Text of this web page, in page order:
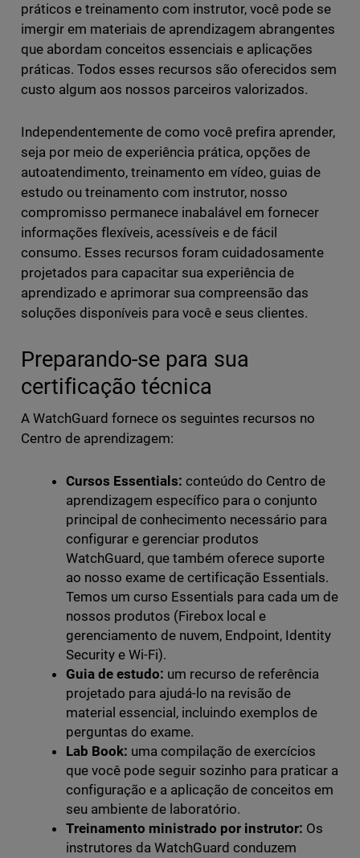
práticos e treinamento com instrutor, você pode se
imergir em materiais de aprendizagem abrangentes
que abordam conceitos essenciais e aplicações
práticas. Todos esses recursos são oferecidos sem
custo algum aos nossos parceiros valorizados.
Independentemente de como você prefira aprender,
seja por meio de experiência prática, opções de
autoatendimento, treinamento em vídeo, guias de
estudo ou treinamento com instrutor, nosso
compromisso permanece inabalável em fornecer
informações flexíveis, acessíveis e de fácil
consumo. Esses recursos foram cuidadosamente
projetados para capacitar sua experiência de
aprendizado e aprimorar sua compreensão das
soluções disponíveis para você e seus clientes.
Preparando-se para sua
certificação técnica
A WatchGuard fornece os seguintes recursos no
Centro de aprendizagem:
Cursos Essentials: conteúdo do Centro de
aprendizagem específico para o conjunto
principal de conhecimento necessário para
configurar e gerenciar produtos
WatchGuard, que também oferece suporte
ao nosso exame de certificação Essentials.
Temos um curso Essentials para cada um de
nossos produtos (Firebox local e
gerenciamento de nuvem, Endpoint, Identity
Security e Wi-Fi).
Guia de estudo: um recurso de referência
projetado para ajudá-lo na revisão de
material essencial, incluindo exemplos de
perguntas do exame.
Lab Book: uma compilação de exercícios
que você pode seguir sozinho para praticar a
configuração e a aplicação de conceitos em
seu ambiente de laboratório.
Treinamento ministrado por instrutor: Os
instrutores da WatchGuard conduzem